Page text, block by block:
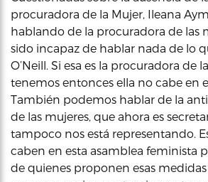
procuradora de la Mujer, Ileana
hablando de la procuradora de las
sido incapaz de hablar nada de lo
O’Neill. Si esa es la procuradora de
tenemos entonces ella no cabe en
También podemos hablar de la
de las mujeres, que ahora es
tampoco nos está representando.
caben en esta asamblea feminista
de quienes proponen esas